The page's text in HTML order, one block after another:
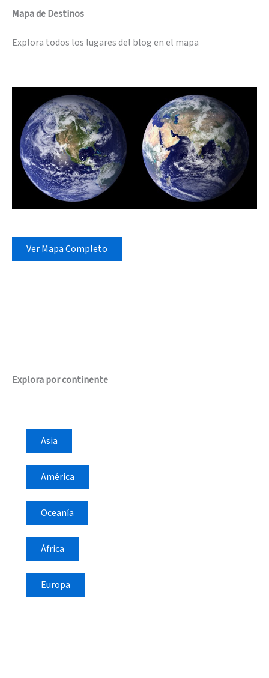
Mapa de Destinos
Explora todos los lugares del blog en el mapa
Ver Mapa Completo
Explora por continente
Asia
América
Oceanía
África
Europa